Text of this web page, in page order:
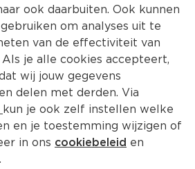
USB-C kabel woven
ook daarbuiten. Ook kunnen
om analyses uit te
van de effectiviteit van
je alle cookies accepteert,
wij jouw gegevens
delen met derden. Via
kun je ook zelf instellen welke
en je toestemming wijzigen of
in ons cookiebeleid en
.